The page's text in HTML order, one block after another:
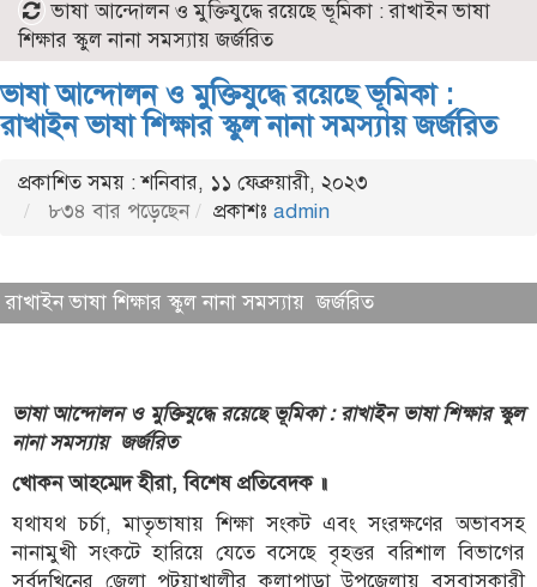
ভাষা আন্দোলন ও মুক্তিযুদ্ধে রয়েছে ভূমিকা : রাখাইন ভাষা
শিক্ষার স্কুল নানা সমস্যায় জর্জরিত
ভাষা আন্দোলন ও মুক্তিযুদ্ধে রয়েছে ভূমিকা :
রাখাইন ভাষা শিক্ষার স্কুল নানা সমস্যায় জর্জরিত
প্রকাশিত সময় : শনিবার, ১১ ফেব্রুয়ারী, ২০২৩
৮৩৪ বার পড়েছেন
প্রকাশঃ admin
রাখাইন ভাষা শিক্ষার স্কুল নানা সমস্যায় জর্জরিত
ভাষা আন্দোলন ও মুক্তিযুদ্ধে রয়েছে ভূমিকা : রাখাইন ভাষা শিক্ষারস্কুল
নানা সমস্যায় জর্জরিত
খোকন আহম্মেদ হীরা, বিশেষ প্রতিবেদক ॥
যথাযথ চর্চা, মাতৃভাষায় শিক্ষা সংকট এবং সংরক্ষণের অভাবসহ
নানামুখী সংকটে হারিয়ে যেতে বসেছে বৃহত্তর বরিশাল বিভাগের
সর্বদখিনের জেলা পটুয়াখালীর কলাপাড়া উপজেলায় বসবাসকারী